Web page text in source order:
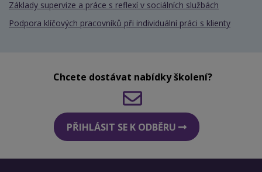
Základy supervize a práce s reflexí v sociálních službách
Podpora klíčových pracovníků při individuální práci s klienty
Chcete dostávat nabídky školení?
PŘIHLÁSIT SE K ODBĚRU